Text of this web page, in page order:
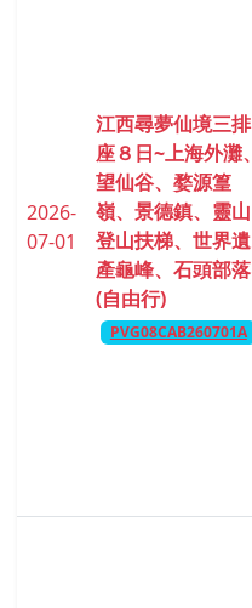
2026-
07-01
江西尋夢仙境三排
座８日~上海外灘、
望仙谷、婺源篁
嶺、景德鎮、靈山
登山扶梯、世界遺
產龜峰、石頭部落
(自由行)
PVG08CAB260701A